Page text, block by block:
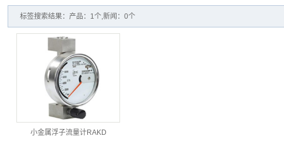
品
标签搜索结果：产品：1个,新闻：0个
小金属浮子流量计RAKD